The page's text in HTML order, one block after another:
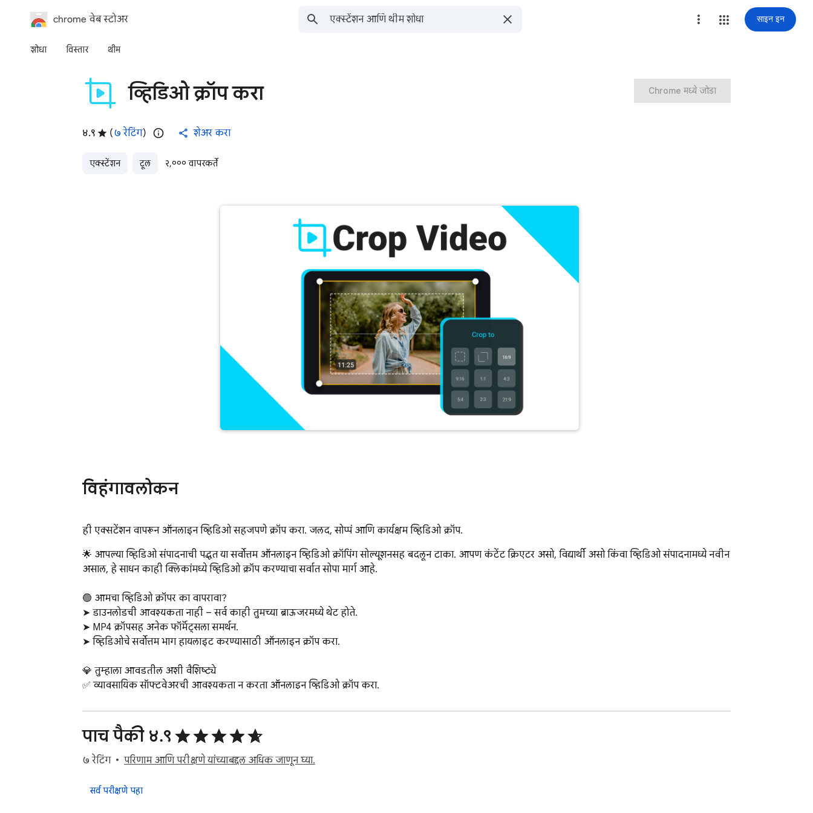
chrome वेब स्टोअर साइन इन
शोधा विस्तार थीम
व्हिडिओ क्रॉप करा
४.९ (७ रेटिंग) शेअर करा
एक्स्टेंशन टूल २,००० वापरकर्ते
Chrome मध्ये जोडा
विहंगावलोकन
ही एक्सटेंशन वापरून ऑनलाइन व्हिडिओ सहजपणे क्रॉप करा. जलद, सोप्पं आणि कार्यक्षम व्हिडिओ क्रॉप.
🌟 आपल्या व्हिडिओ संपादनाची पद्धत या सर्वोत्तम ऑनलाइन व्हिडिओ क्रॉपिंग सोल्यूशनसह बदलून टाका. आपण कंटेंट क्रिएटर असो, विद्यार्थी असो किंवा व्हिडिओ संपादनामध्ये नवीन
असाल, हे साधन काही क्लिकांमध्ये व्हिडिओ क्रॉप करण्याचा सर्वात सोपा मार्ग आहे.
🟢 आमचा व्हिडिओ क्रॉपर का वापरावा?
➤ डाउनलोडची आवश्यकता नाही – सर्व काही तुमच्या ब्राऊजरमध्ये थेट होते.
➤ MP4 क्रॉपसह अनेक फॉर्मॅट्सला समर्थन.
➤ व्हिडिओचे सर्वोत्तम भाग हायलाइट करण्यासाठी ऑनलाइन क्रॉप करा.
💎 तुम्हाला आवडतील अशी वैशिष्ट्ये
✅ व्यावसायिक सॉफ्टवेअरची आवश्यकता न करता ऑनलाइन व्हिडिओ क्रॉप करा.
✅ MP4 सारख्या लोकप्रिय फॉर्मॅट्ससाठी समर्थित, MP4 क्रॉप करणे सहज.
✅ सर्वांसाठी, नवशिक्यांपासून प्रोपर्यंत योग्य असलेली वापरण्यास सोपी इंटरफेस.
✅ जलद आणि कार्यक्षम – संपादन करतांना वेळ वाचवा.
1️⃣ संपादित करायचा फाइल निवडा.
पाच पैकी ४.९
७ रेटिंग परिणाम आणि परीक्षणे यांच्याबद्दल अधिक जाणून घ्या.
सर्व परीक्षणे पहा